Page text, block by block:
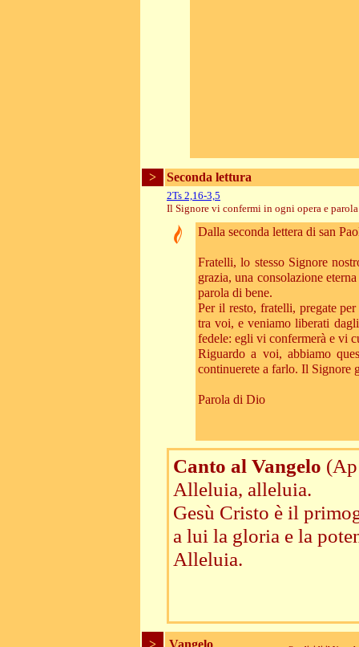
> Seconda lettura
2Ts 2,16-3,5
Il Signore vi confermi in ogni opera e
Dalla seconda lettera di san
Fratelli, lo stesso Signore
grazia, una consolazione
parola di bene.
Per il resto, fratelli, pregate
tra voi, e veniamo liberati
fedele: egli vi confermerà e vi
Riguardo a voi, abbiamo
continuerete a farlo. Il Signore
Parola di Dio
Canto al Vangelo
Alleluia, alleluia.
Gesù Cristo è il
a lui la gloria e la
Alleluia.
> Vangelo